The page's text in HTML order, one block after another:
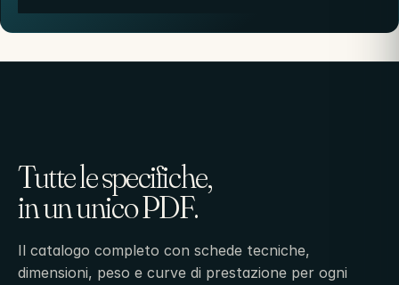
Tutte le specifiche,
in un unico PDF.
Il catalogo completo con schede tecniche,
dimensioni, peso e curve di prestazione per ogni